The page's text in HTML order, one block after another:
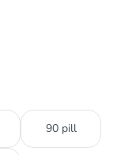
90 pill